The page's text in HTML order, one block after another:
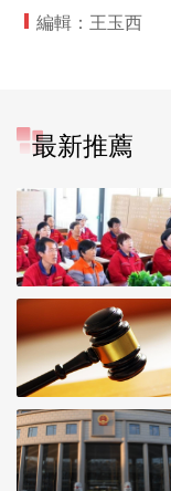
編輯：王玉西
最新推薦